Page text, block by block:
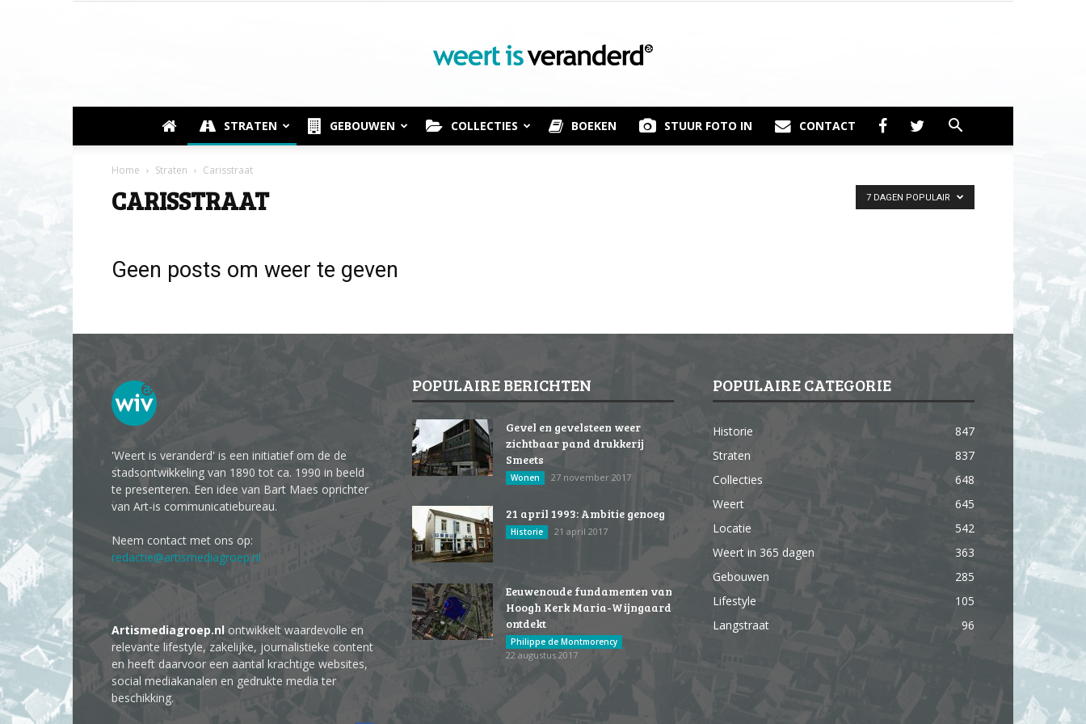
Weert
STRATEN GEBOUWEN COLLECTIES BOEKEN STUUR FOTO IN CONTACT
Home Straten Carisstraat
CARISSTRAAT 7 DAGEN POPULAIR
Geen posts om weer te geven
'Weert is veranderd' is een initiatief om de de
stadsontwikkeling van 1890 tot ca. 1990 in beeld
te presenteren. Een idee van Bart Maes oprichter
van Art-is communicatiebureau.
Neem contact met ons op:
redactie@artismediagroep.nl
Artismediagroep.nl ontwikkelt waardevolle en
relevante lifestyle, zakelijke, journalistieke content
en heeft daarvoor een aantal krachtige websites,
social mediakanalen en gedrukte media ter
beschikking.
POPULAIRE BERICHTEN
Gevel en gevelsteen weer
zichtbaar pand drukkerij
Smeets
Wonen 27 november 2017
21 april 1993: Ambitie genoeg
Historie 21 april 2017
Eeuwenoude fundamenten van
Hoogh Kerk Maria-Wijngaard
ontdekt
Philippe de Montmorency
22 augustus 2017
POPULAIRE CATEGORIE
Historie
847
Straten
837
Collecties
648
Weert
645
Locatie
542
Weert in 365 dagen
363
Gebouwen
285
Lifestyle
105
Langstraat
96